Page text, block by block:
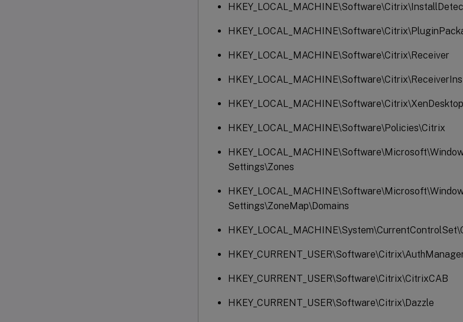
HKEY_LOCAL_MACHINE\Software\Citrix\Receiver
HKEY_LOCAL_MACHINE\Software\Citrix\XenDesktop
HKEY_LOCAL_MACHINE\Software\Policies\Citrix
Settings\Zones
Settings\ZoneMap\Domains
HKEY_CURRENT_USER\Software\Citrix\CitrixCAB
HKEY_CURRENT_USER\Software\Citrix\Dazzle